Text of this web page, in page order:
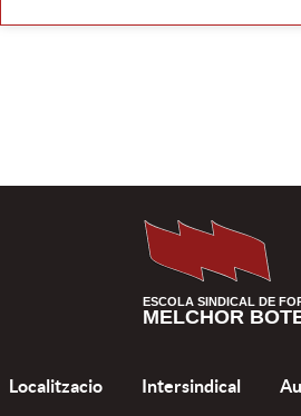
ESCOLA SINDICAL DE
MELCHOR
Localitzacio Intersindical